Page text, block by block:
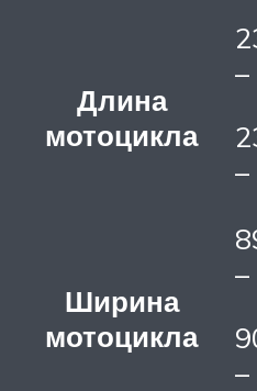
Длина
мотоцикла
–
–
Ширина
мотоцикла
–
–